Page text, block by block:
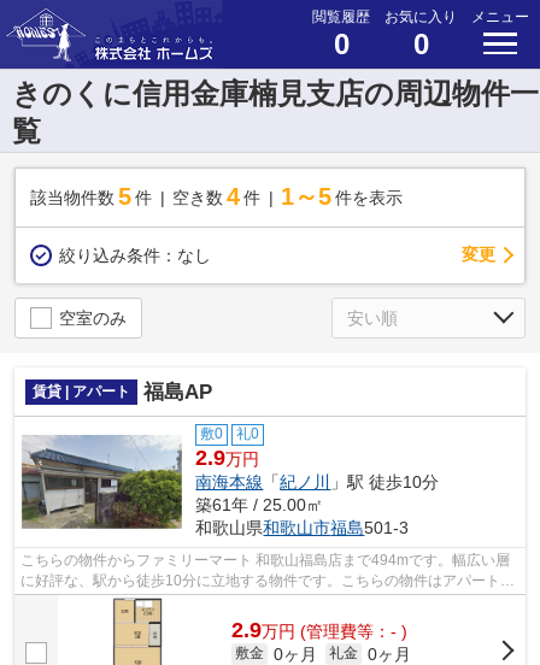
閲覧履歴
0
お気に入り
0
メニュー
きのくに信用金庫楠見支店の周辺物件一
覧
該当物件数 5件 空き数 4 件 1～5 件を表示
絞り込み条件： なし 変更
空室のみ
賃貸 | アパート 福島AP
敷0 礼0
2.9万円
南海本線 「紀ノ川
」駅 徒歩10分
築61年 / 25.00㎡
和歌山県和歌山市福島501-3
こちらの物件からファミリーマート 和歌山福島店まで494mです。幅広い層
に好評な、駅から徒歩10分に立地する物件です。こちらの物件はアパートで
す。和歌山市の物件で気になるものがあ...
2.9万円 (管理費等：- )
敷金 0ヶ月 礼金 0ヶ月